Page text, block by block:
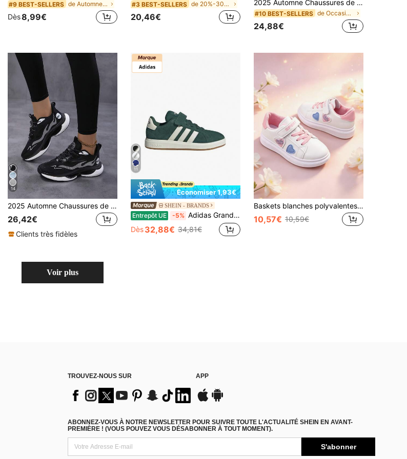
#9 BEST-SELLERS de Automne et hiver Ensembles sweat à capuche et s
Dès8,99€
#3 BEST-SELLERS de 20%-30% de réduction Chaussures de sport pour f
20,46€
2025 Automne Chaussures de sport casual grande taille pour femmes, confortables, à semelle épaisse, avec rehaussement de la taille, baskets épaisses, chaussures de randonnée et d'entraînement pour l'extérieur
#10 BEST-SELLERS de Occasionnel Baskets femme
24,88€
14
2025 Automne Chaussures de sport respirantes en maille pour femmes grandes tailles, printemps/automne. Chaussures de course super légères avec absorption des chocs, lacets blancs
26,42€
Clients très fidèles
11
Économiser 1,93€
SHEIN - BRANDS
Entrepôt UE -5% Adidas Grand Court Kids' Sneakers Flexible Rubber Outsole Lightweight School Office Shopping JP5898
Dès32,88€ 34,81€
Baskets blanches polyvalentes pour filles en grande taille, chaussures plates décontractées bicolores, baskets mode, il est recommandé d'acheter une taille au-dessus
10,57€ 10,59€
Voir plus
TROUVEZ-NOUS SUR APP
ABONNEZ-VOUS À NOTRE NEWSLETTER POUR SUIVRE TOUTE L'ACTUALITÉ SHEIN EN AVANT-
PREMIÈRE ! (VOUS POUVEZ VOUS DÉSABONNER À TOUT MOMENT).
S'abonner